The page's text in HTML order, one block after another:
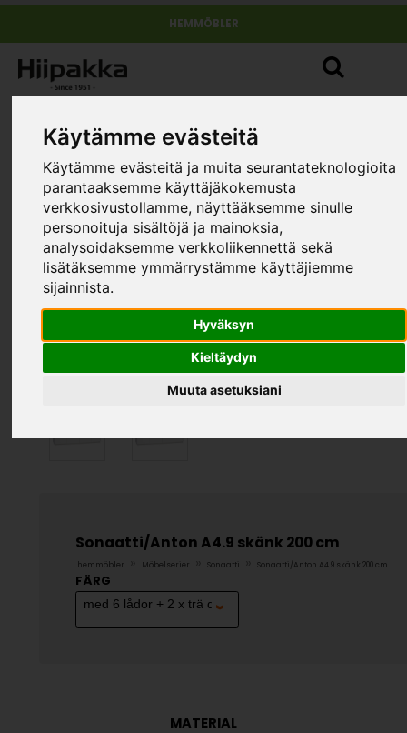
Käytämme evästeitä
Käytämme evästeitä ja muita seurantateknologioita
parantaaksemme käyttäjäkokemusta
verkkosivustollamme, näyttääksemme sinulle
personoituja sisältöjä ja mainoksia,
analysoidaksemme verkkoliikennettä sekä
lisätäksemme ymmärrystämme käyttäjiemme
sijainnista.
Hyväksyn
Kieltäydyn
Muuta asetuksiani
HEMMÖBLER
Sonaatti/Anton A4.9 skänk 200 cm
hemmöbler Möbelserier Sonaatti Sonaatti/Anton A4.9 skänk 200 cm
FÄRG
MATERIAL